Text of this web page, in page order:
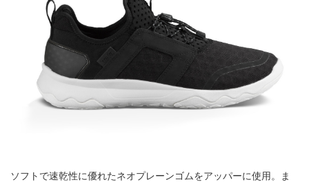
ソフトで速乾性に優れたネオプレーンゴムをアッパーに使用。ま